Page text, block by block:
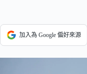
加入為 Google 偏好來源